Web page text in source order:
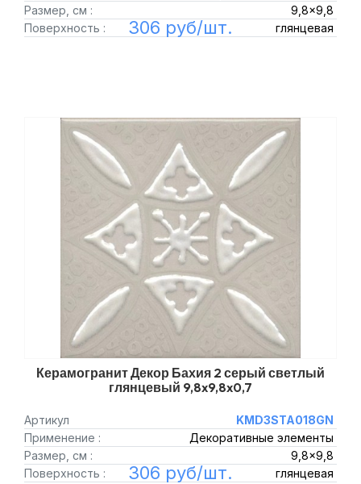
Размер, см :
9,8x9,8
Поверхность :
глянцевая
306 руб/шт.
Керамогранит Декор Бахия 2 серый светлый
глянцевый 9,8x9,8x0,7
Артикул
KMD3STA018GN
Применение :
Декоративные элементы
Размер, см :
9,8x9,8
Поверхность :
глянцевая
306 руб/шт.